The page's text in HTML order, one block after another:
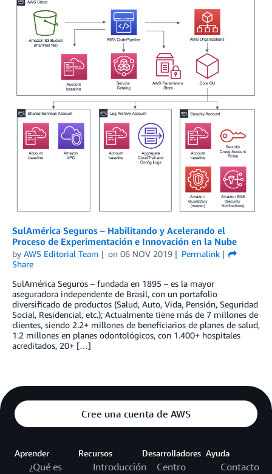
SulAmérica Seguros – Habilitando y Acelerando el
Proceso de Experimentación e Innovación en la Nube
by AWS Editorial Team on 06 NOV 2019
Permalink
Share
SulAmérica Seguros – fundada en 1895 – es la mayor
aseguradora independente de Brasil, con un portafolio
diversificado de productos (Salud, Auto, Vida, Pensión, Seguridad
Social, Residencial, etc.); Actualmente tiene más de 7 millones de
clientes, siendo 2.2+ millones de beneficiarios de planes de salud,
1.2 millones en planes odontológicos, con 1.400+ hospitales
acreditados, 20+ […]
Cree una cuenta de AWS
Aprender
¿Qué es
Recursos
Introducción
Desarrolladores
Centro
Ayuda
Contacto